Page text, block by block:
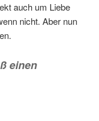
auch um Liebe
nicht. Aber nun
einen